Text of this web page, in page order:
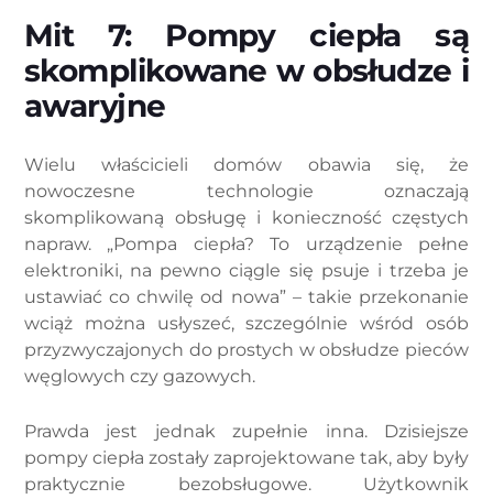
Mit 7: Pompy ciepła są
skomplikowane w obsłudze i
awaryjne
Wielu właścicieli domów obawia się, że
nowoczesne technologie oznaczają
skomplikowaną obsługę i konieczność częstych
napraw. „Pompa ciepła? To urządzenie pełne
elektroniki, na pewno ciągle się psuje i trzeba je
ustawiać co chwilę od nowa” – takie przekonanie
wciąż można usłyszeć, szczególnie wśród osób
przyzwyczajonych do prostych w obsłudze pieców
węglowych czy gazowych.
Prawda jest jednak zupełnie inna. Dzisiejsze
pompy ciepła zostały zaprojektowane tak, aby były
praktycznie bezobsługowe. Użytkownik